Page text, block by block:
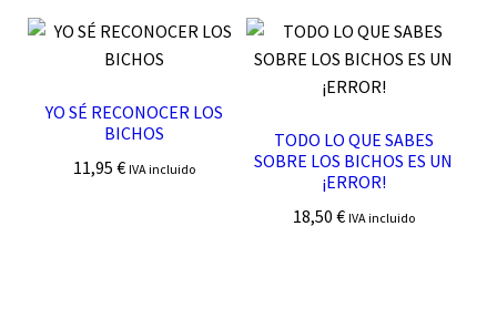
YO SÉ RECONOCER LOS
BICHOS
11,95€ IVA incluido
TODO LO QUE SABES
SOBRE LOS BICHOS ES UN
¡ERROR!
18,50 € IVA incluido